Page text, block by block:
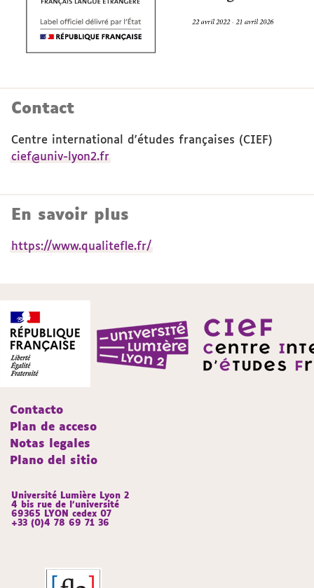
Contact
Centre international d'études françaises (CIEF)
cief@univ-lyon2.fr
En savoir plus
https://www.qualitefle.fr/
Contacto
Plan de acceso
Notas legales
Plano del sitio
Université Lumière Lyon 2
4 bis rue de l’université
69365 LYON cedex 07
+33 (0)4 78 69 71 36